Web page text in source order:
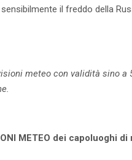
il freddo della
meteo con validità sino
METEO dei capoluoghi di